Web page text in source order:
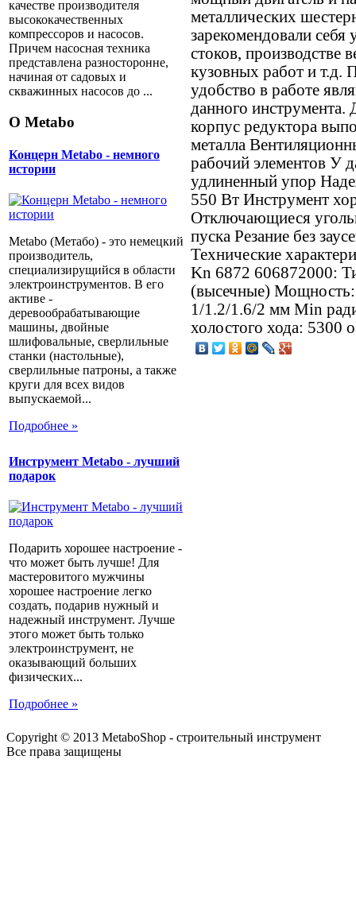
качестве производителя
высококачественных
компрессоров и насосов.
Причем насосная техника
представлена разносторонне,
начиная от садовых и
скважинных насосов до ...
О Metabo
Концерн Metabo - немного
истории
Metabo (Метабо) - это немецкий
производитель,
специализирущийся в области
электроинструментов. В его
активе -
деревообрабатывающие
машины, двойные
шлифовальные, сверлильные
станки (настольные),
сверлильные патроны, а также
круги для всех видов
выпускаемой...
Подробнее »
Инструмент Metabo - лучший
подарок
Подарить хорошее настроение -
что может быть лучше! Для
мастеровитого мужчины
хорошее настроение легко
создать, подарив нужный и
надежный инструмент. Лучше
этого может быть только
электроинструмент, не
оказывающий больших
физических...
Подробнее »
металлических
зарекомендовали
стоков, производстве
кузовных работ и т.д.
удобство в работе
данного инструмента.
корпус редуктора
металла
рабочий элементов У
удлиненный упор
550 Вт Инструмент
Отключающиеся
пуска Резание без
Технические
Kn 6872 606872000:
(высечные)
1/1.2/1.6/2 мм Min
холостого хода: 5300
Copyright © 2013 MetaboShop - строительный инструмент
Все права защищены